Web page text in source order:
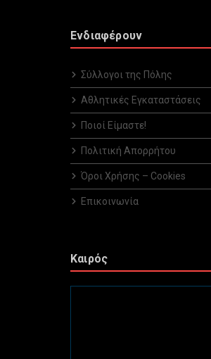
Ενδιαφέρουν
Σύλλογοι της Πόλης
Αθλητικές Εγκαταστάσεις
Ποιοί Είμαστε!
Πολιτική Απορρήτου
Όροι Χρήσης – Cookies
Επικοινωνία
Καιρός